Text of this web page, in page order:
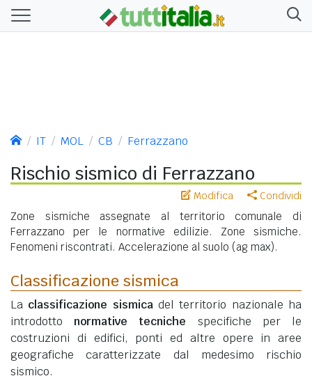
IT MOL CB Ferrazzano
Rischio sismico di Ferrazzano
Modifica Condividi
Zone sismiche assegnate al territorio comunale di
Ferrazzano per le normative edilizie. Zone sismiche.
Fenomeni riscontrati. Accelerazione al suolo (ag max).
Classificazione sismica
La classificazione sismicadel territorio nazionale ha
introdotto normative tecniche specifiche per le
costruzioni di edifici, ponti ed altre opere in aree
geografiche caratterizzate dal medesimo rischio
sismico.